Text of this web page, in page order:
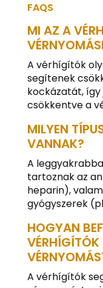
FAQS
MI AZ A
A vérhígítók
segítenek
kockázatát,
csökkentve a
MILYEN
VANNAK?
A
tartoznak az
heparin),
gyógyszerek
HOGYAN
A vérhígítók